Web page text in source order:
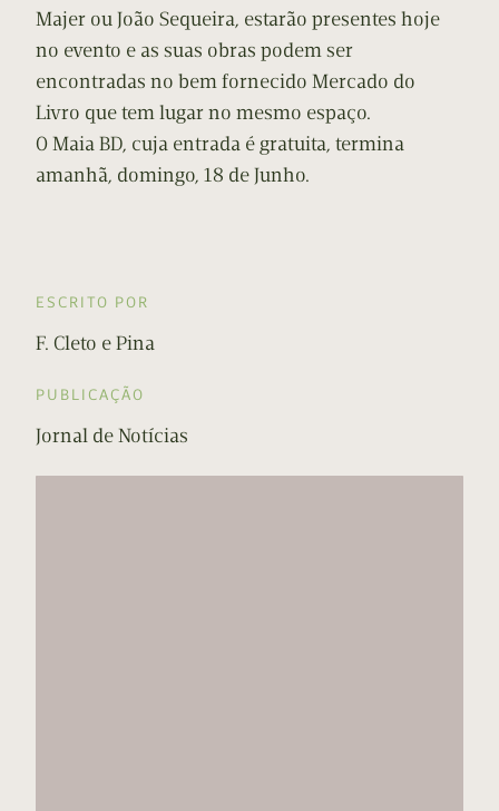
Majer ou João Sequeira, estarão presentes hoje
no evento e as suas obras podem ser
encontradas no bem fornecido Mercado do
Livro que tem lugar no mesmo espaço.
O Maia BD, cuja entrada é gratuita, termina
amanhã, domingo, 18 de Junho.
ESCRITO POR
F. Cleto e Pina
PUBLICAÇÃO
Jornal de Notícias